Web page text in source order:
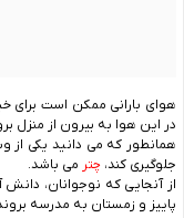
هوای بارانی ممکن است برای
در این هوا به بیرون از منزل
همانطور که می دانید یکی از
جلوگیری کند، چتر می باشد.
از آنجایی که نوجوانان،
پاییز و زمستان به مدرسه